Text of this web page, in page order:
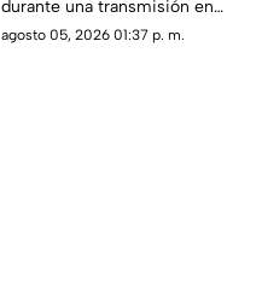
en vivo
durante una transmisión en
vivo y lo que se sabe del caso.
agosto 05, 2026 01:37 p. m.